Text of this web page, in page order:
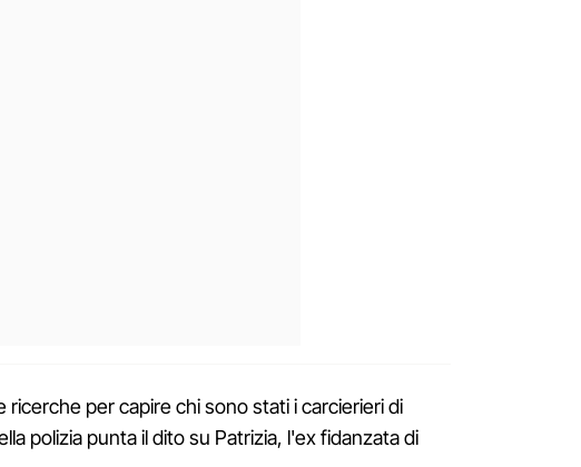
ricerche per capire chi sono stati i carcierieri di
polizia punta il dito su Patrizia, l'ex fidanzata di